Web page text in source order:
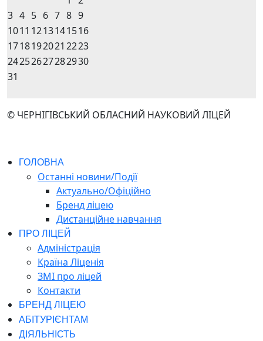
3 4 5 6 7 8 9
1011 1213141516
1718192021 2223
24252627282930
31
© ЧЕРНІГІВСЬКИЙ ОБЛАСНИЙ НАУКОВИЙ ЛІЦЕЙ
ГОЛОВНА
Останні новини/Події
Актуально/Офіційно
Бренд ліцею
Дистанційне навчання
ПРО ЛІЦЕЙ
Адміністрація
Країна Ліценія
ЗМІ про ліцей
Контакти
БРЕНД ЛІЦЕЮ
АБІТУРІЄНТАМ
ДІЯЛЬНІСТЬ